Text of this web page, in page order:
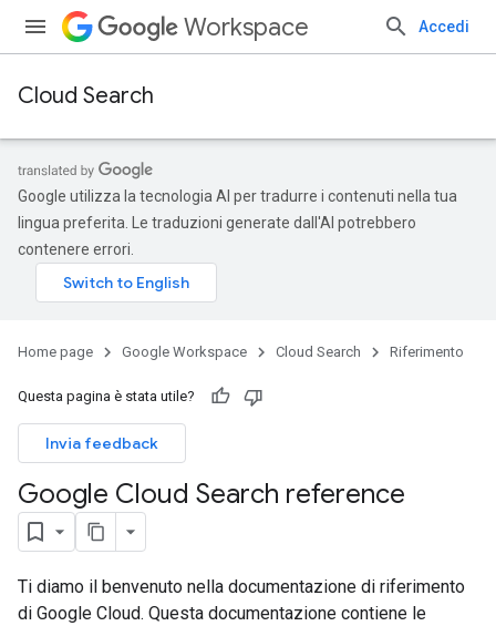
Workspace Accedi
Cloud Search
Google utilizza la tecnologia AI per tradurre i contenuti nella tua
lingua preferita. Le traduzioni generate dall'AI potrebbero
contenere errori.
Home page Google Workspace Cloud Search Riferimento
Questa pagina è stata utile?
Invia feedback
Google Cloud Search reference
Ti diamo il benvenuto nella documentazione di riferimento
di Google Cloud. Questa documentazione contiene le